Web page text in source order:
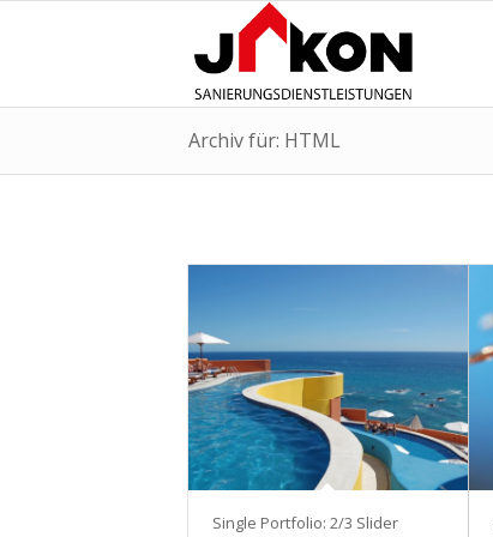
Archiv für: HTML
Single Portfolio: 2/3 Slider